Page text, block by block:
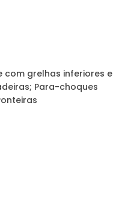
grelhas inferiores e
Para-choques